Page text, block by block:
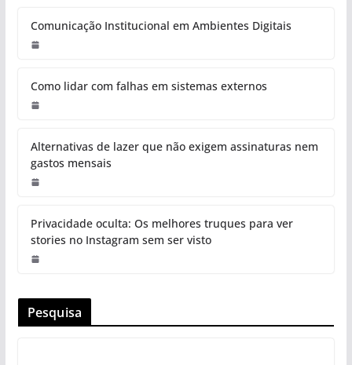
Comunicação Institucional em Ambientes Digitais
Como lidar com falhas em sistemas externos
Alternativas de lazer que não exigem assinaturas nem
gastos mensais
Privacidade oculta: Os melhores truques para ver
stories no Instagram sem ser visto
Pesquisa